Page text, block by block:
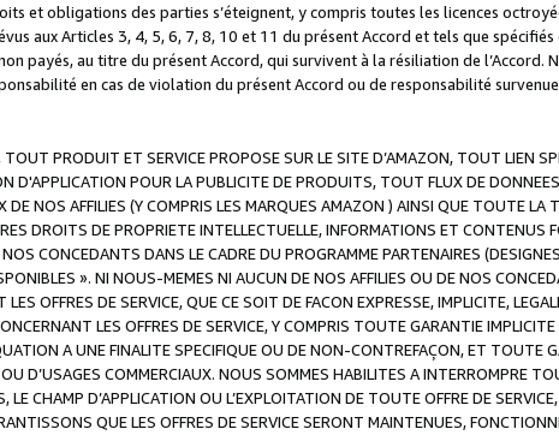
et obligations des parties s’éteignent, y compris toutes les licences
aux Articles 3, 4, 5, 6, 7, 8, 10 et 11 du présent Accord et tels que
payés, au titre du présent Accord, qui survivent à la résiliation de l’Accord.
en cas de violation du présent Accord ou de responsabilité
TOUT PRODUIT ET SERVICE PROPOSE SUR LE SITE D’AMAZON, TOUT LIEN
D'APPLICATION POUR LA PUBLICITE DE PRODUITS, TOUT FLUX DE
NOS AFFILIES (Y COMPRIS LES MARQUES AMAZON ) AINSI QUE TOUTE LA
DROITS DE PROPRIETE INTELLECTUELLE, INFORMATIONS ET CONTENUS
CONCEDANTS DANS LE CADRE DU PROGRAMME PARTENAIRES
». NI NOUS-MEMES NI AUCUN DE NOS AFFILIES OU DE NOS
OFFRES DE SERVICE, QUE CE SOIT DE FACON EXPRESSE, IMPLICITE,
LES OFFRES DE SERVICE, Y COMPRIS TOUTE GARANTIE
A UNE FINALITE SPECIFIQUE OU DE NON-CONTREFAÇON, ET TOUTE
D’USAGES COMMERCIAUX. NOUS SOMMES HABILITES A INTERROMPRE
LE CHAMP D’APPLICATION OU L’EXPLOITATION DE TOUTE OFFRE DE
QUE LES OFFRES DE SERVICE SERONT MAINTENUES,